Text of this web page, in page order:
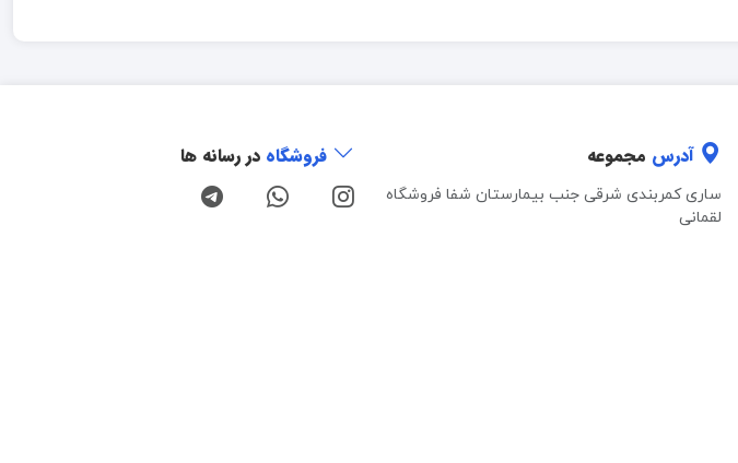
آدرس مجموعه
ساری کمربندی شرقی جنب بیمارستان شفا فروشگاه
لقمانی
فروشگاه در رسانه ها